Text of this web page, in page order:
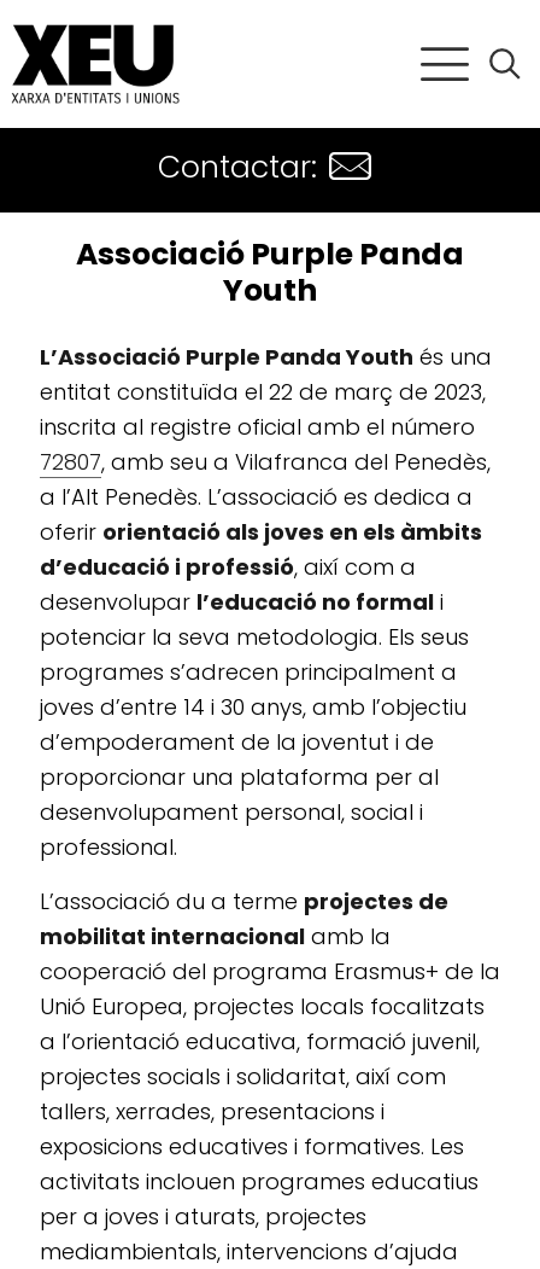
Contactar:
Associació Purple Panda
Youth
L’Associació Purple Panda Youth és una
entitat constituïda el 22 de març de 2023,
inscrita al registre oficial amb el número
72807, amb seu a Vilafranca del Penedès,
a l’Alt Penedès. L’associació es dedica a
oferir orientació als joves en els àmbits
d’educació i professió, així com a
desenvolupar l’educació no formal i
potenciar la seva metodologia. Els seus
programes s’adrecen principalment a
joves d’entre 14 i 30 anys, amb l’objectiu
d’empoderament de la joventut i de
proporcionar una plataforma per al
desenvolupament personal, social i
professional.
L’associació du a terme projectes de
mobilitat internacional amb la
cooperació del programa Erasmus+ de la
Unió Europea, projectes locals focalitzats
a l’orientació educativa, formació juvenil,
projectes socials i solidaritat, així com
tallers, xerrades, presentacions i
exposicions educatives i formatives. Les
activitats inclouen programes educatius
per a joves i aturats, projectes
mediambientals, intervencions d’ajuda